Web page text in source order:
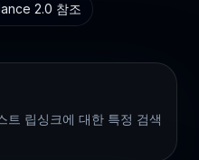
2.0 참조
트 립싱크에 대한 특정 검색